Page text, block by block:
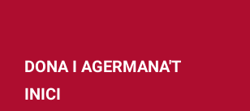
DONA I AGERMANA'T
INICI